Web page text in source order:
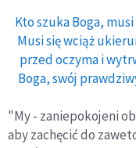
Kto szuka Boga,
Musi się wciąż
przed oczyma i
Boga, swój
"My - zaniepokojeni
aby zachęcić do